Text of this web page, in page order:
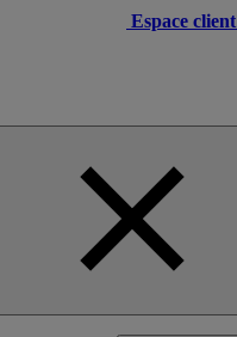
Espace client